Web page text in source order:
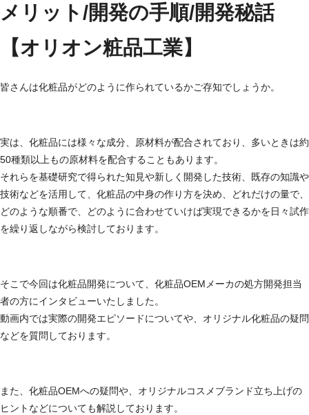
メリット/開発の手順/開発秘話
【オリオン粧品工業】
皆さんは化粧品がどのように作られているかご存知でしょうか。
実は、化粧品には様々な成分、原材料が配合されており、多いときは約
50種類以上もの原材料を配合することもあります。
それらを基礎研究で得られた知見や新しく開発した技術、既存の知識や
技術などを活用して、化粧品の中身の作り方を決め、どれだけの量で、
どのような順番で、どのように合わせていけば実現できるかを日々試作
を繰り返しながら検討しております。
そこで今回は化粧品開発について、化粧品OEMメーカの処方開発担当
者の方にインタビューいたしました。
動画内では実際の開発エピソードについてや、オリジナル化粧品の疑問
などを質問しております。
また、化粧品OEMへの疑問や、オリジナルコスメブランド立ち上げの
ヒントなどについても解説しております。